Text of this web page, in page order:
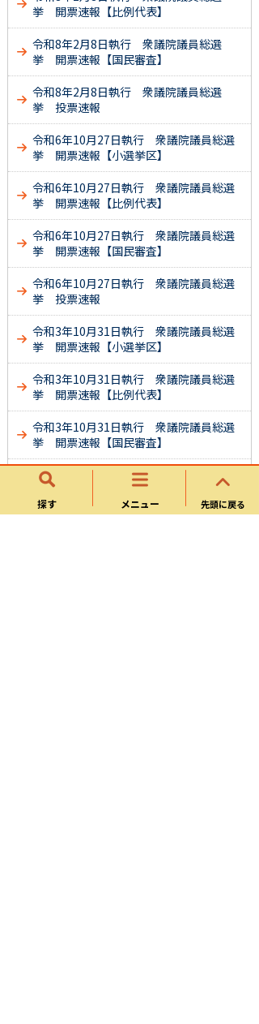
探す メニュー 先頭に戻る
挙 開票速報【比例代表】
令和8年2月8日執行 衆議院議員総選
挙 開票速報【国民審査】
令和8年2月8日執行 衆議院議員総選
挙 投票速報
令和6年10月27日執行 衆議院議員総選
挙 開票速報【小選挙区】
令和6年10月27日執行 衆議院議員総選
挙 開票速報【比例代表】
令和6年10月27日執行 衆議院議員総選
挙 開票速報【国民審査】
令和6年10月27日執行 衆議院議員総選
挙 投票速報
令和3年10月31日執行 衆議院議員総選
挙 開票速報【小選挙区】
令和3年10月31日執行 衆議院議員総選
挙 開票速報【比例代表】
令和3年10月31日執行 衆議院議員総選
挙 開票速報【国民審査】
令和3年10月31日執行 衆議院議員総選
挙 投票速報